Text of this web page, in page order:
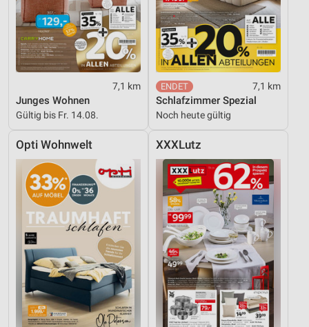
7,1 km
Junges Wohnen
Gültig bis Fr. 14.08.
7,1 km
Schlafzimmer Spezial
Noch heute gültig
Opti Wohnwelt XXXLutz